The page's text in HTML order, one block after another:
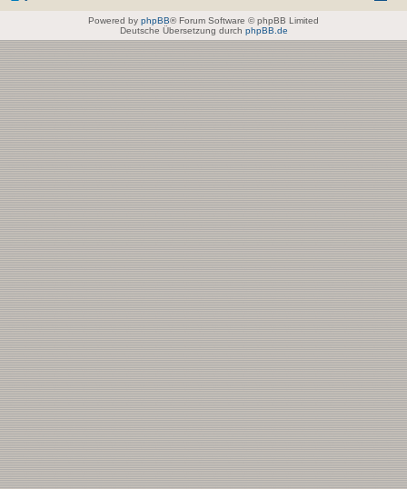
Powered by phpBB® Forum Software © phpBB Limited
Deutsche Übersetzung durch phpBB.de